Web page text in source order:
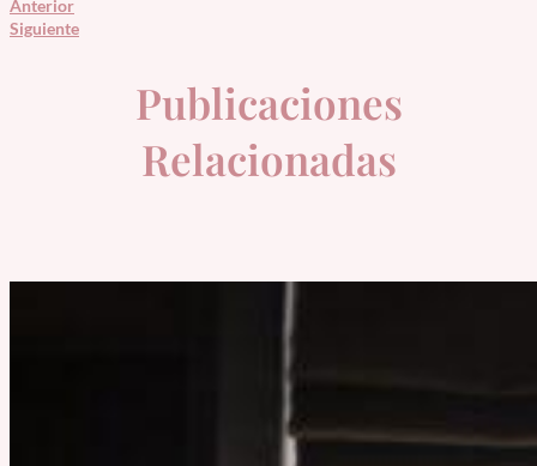
Anterior
Siguiente
Publicaciones
Relacionadas